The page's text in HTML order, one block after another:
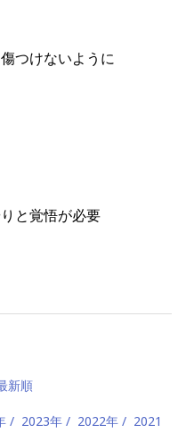
つけないように
と覚悟が必要
新順
2023年 2022年 2021